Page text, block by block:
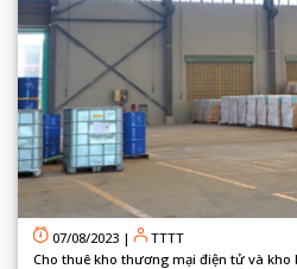
07/08/2023 |
TTTT
Cho thuê kho thương mại điện tử và kho